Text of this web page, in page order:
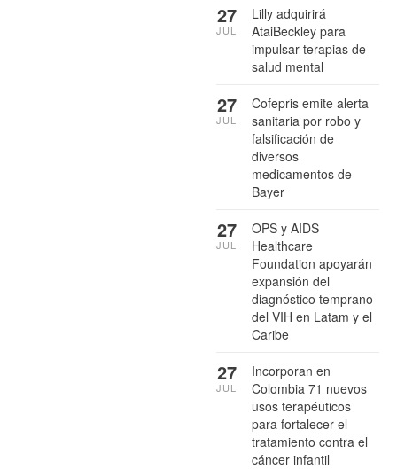
Lilly adquirirá
AtaiBeckley para
impulsar terapias de
salud mental
27
JUL
Cofepris emite alerta
sanitaria por robo y
falsificación de
diversos
medicamentos de
Bayer
27
JUL
OPS y AIDS
Healthcare
Foundation apoyarán
expansión del
diagnóstico temprano
del VIH en Latam y el
Caribe
27
JUL
Incorporan en
Colombia 71 nuevos
usos terapéuticos
para fortalecer el
tratamiento contra el
cáncer infantil
27
JUL